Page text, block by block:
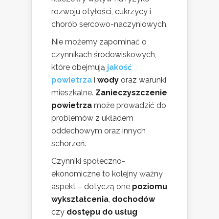
rozwoju otyłości, cukrzycy i
chorób sercowo-naczyniowych.
Nie możemy zapominać o
czynnikach środowiskowych,
które obejmują jakość
powietrza i wody oraz warunki
mieszkalne. Zanieczyszczenie
powietrza może prowadzić do
problemów z układem
oddechowym oraz innych
schorzeń.
Czynniki społeczno-
ekonomiczne to kolejny ważny
aspekt – dotyczą one poziomu
wykształcenia dochodów
czy dostępu do usług